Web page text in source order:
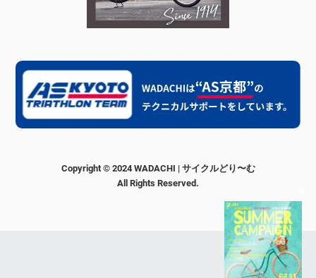
Copyright © 2024 WADACHI | サイクルどり〜む
All Rights Reserved.